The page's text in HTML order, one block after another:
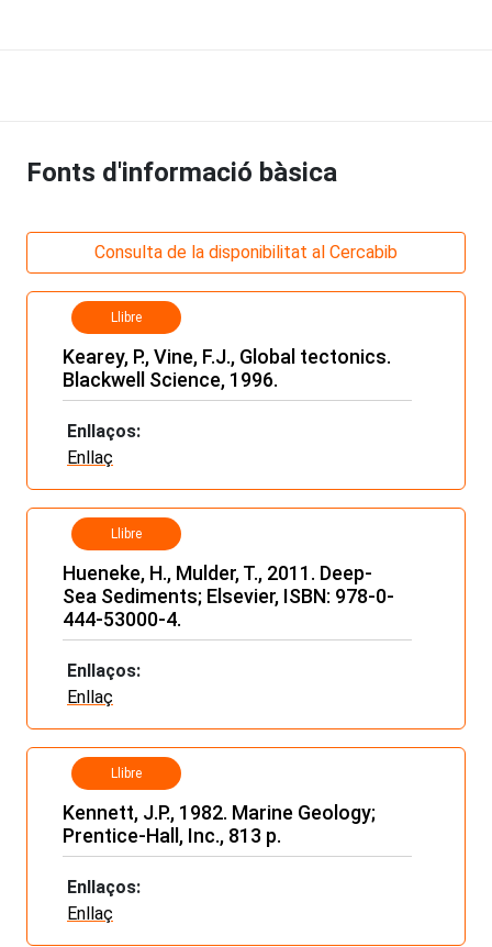
Fonts d'informació bàsica
Consulta de la disponibilitat al Cercabib
Llibre
Kearey, P., Vine, F.J., Global tectonics.
Blackwell Science, 1996.
Enllaços:
Enllaç
Llibre
Hueneke, H., Mulder, T., 2011. Deep-
Sea Sediments; Elsevier, ISBN: 978-0-
444-53000-4.
Enllaços:
Enllaç
Llibre
Kennett, J.P., 1982. Marine Geology;
Prentice-Hall, Inc., 813 p.
Enllaços:
Enllaç